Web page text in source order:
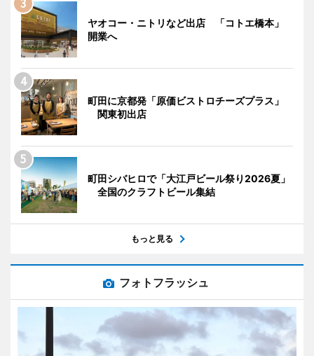
ヤオコー・ニトリなど出店 「コトエ橋本」
開業へ
町田に京都発「原価ビストロチーズプラス」
関東初出店
町田シバヒロで「大江戸ビール祭り2026夏」
全国のクラフトビール集結
もっと見る
フォトフラッシュ